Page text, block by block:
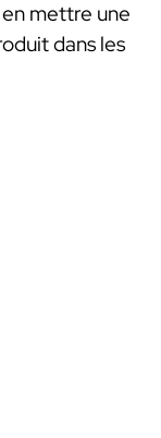
mettre une
dans les